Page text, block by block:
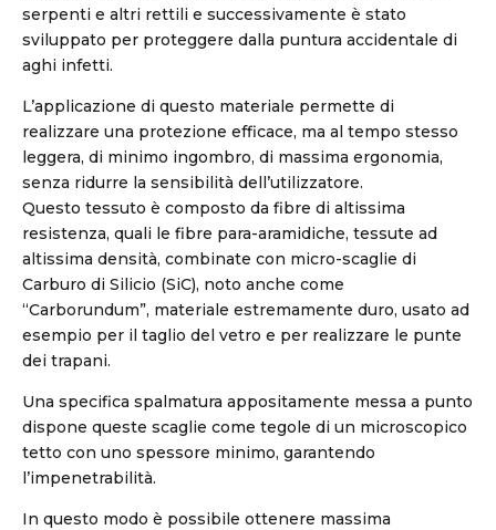
serpenti e altri rettili e successivamente è stato
sviluppato per proteggere dalla puntura accidentale di
aghi infetti.
L’applicazione di questo materiale permette di
realizzare una protezione efficace, ma al tempo stesso
leggera, di minimo ingombro, di massima ergonomia,
senza ridurre la sensibilità dell’utilizzatore.
Questo tessuto è composto da fibre di altissima
resistenza, quali le fibre para-aramidiche, tessute ad
altissima densità, combinate con micro-scaglie di
Carburo di Silicio (SiC), noto anche come
“Carborundum”, materiale estremamente duro, usato ad
esempio per il taglio del vetro e per realizzare le punte
dei trapani.
Una specifica spalmatura appositamente messa a punto
dispone queste scaglie come tegole di un microscopico
tetto con uno spessore minimo, garantendo
l’impenetrabilità.
In questo modo è possibile ottenere massima